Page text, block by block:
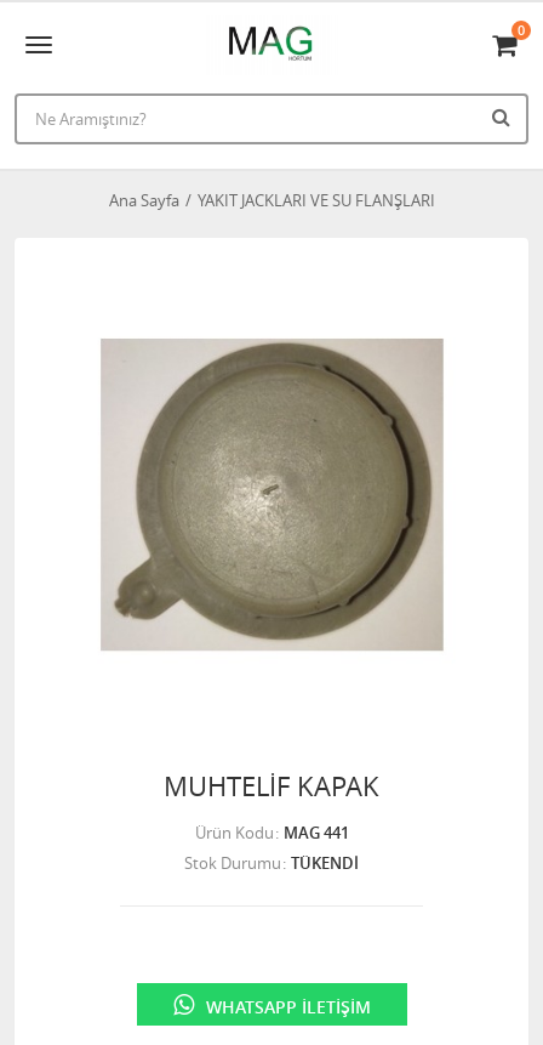
0
Ana Sayfa YAKIT JACKLARI VE SU FLANŞLARI
MUHTELİF KAPAK
Ürün Kodu MAG 441
Stok Durumu TÜKENDİ
WHATSAPP İLETIŞIM